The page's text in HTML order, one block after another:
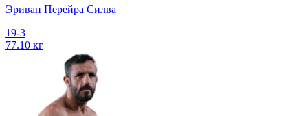
Эриван Перейра Силва
19-3
77.10 кг